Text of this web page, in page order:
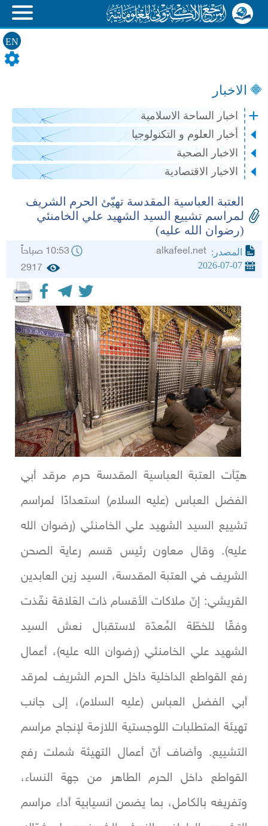
EN
الاخبار
اخبار الساحة الاسلامية
أخبار العلوم و التكنولوجيا
الاخبار الصحية
الاخبار الاقتصادية
العتبة العباسية المقدسة تهيّئ الحرم الشريف
لمراسم تشييع السيد الشهيد علي الخامنئي
(رضوان الله عليه)
المصدر: 10:53 صباحاً
2026-07-07
2917
هيّأت العتبة العباسية المقدسة حرم مرقد أبي
الفضل العباس (عليه السلام) استعدادًا لمراسم
تشييع السيد الشهيد علي الخامنئي (رضوان الله
عليه). وقال معاون رئيس قسم رعاية الصحن
الشريف في العتبة المقدسة، السيد زين العابدين
القريشي: إنّ ملاكات الأقسام ذات العَلاقة نفّذت
وفقًا للخطّة المُعدّة لاستقبال نعش السيد
الشهيد علي الخامنئي (رضوان الله عليه)، أعمال
رفع القواطع الداخلية داخل الحرم الشريف لمرقد
أبي الفضل العباس (عليه السلام)، إلى جانب
تهيئة المتطلبات اللوجستية اللازمة لإنجاح مراسم
التشييع. وأضاف أنّ أعمال التهيئة شملت رفع
القواطع داخل الحرم الطاهر من جهة النساء،
وتفريغه بالكامل، بما يضمن انسيابية أداء مراسم